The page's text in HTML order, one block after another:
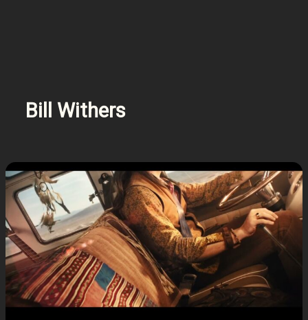
Bill Withers